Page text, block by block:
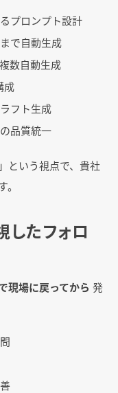
プロンプト設計
で自動生成
数自動生成
成
フト生成
品質統一
という視点で、貴社
たフォロ
現場に戻ってから 発